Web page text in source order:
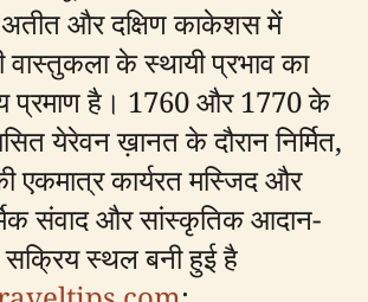
और दक्षिण काकेशस में
वास्तुकला के स्थायी प्रभाव का
प्रमाण है। 1760 और 1770 के
येरेवन ख़ानत के दौरान निर्मित,
एकमात्र कार्यरत मस्जिद और
संवाद और सांस्कृतिक आदान-
सक्रिय स्थल बनी हुई है